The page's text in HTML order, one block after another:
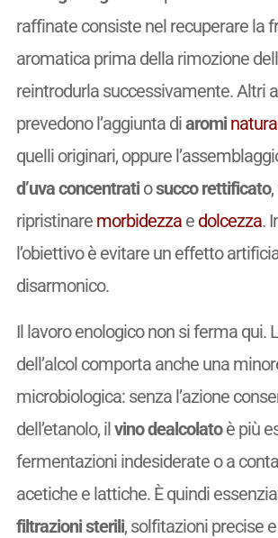
raffinate consiste nel recuperare la
aromatica prima della rimozione
reintrodurla successivamente. Altri
prevedono l’aggiunta diaromi
quelli originari, oppure
d’uva concentratiosucco rettificato
ripristinare morbidezzae dolcezza.
l’obiettivo è evitare un effetto
disarmonico.
Il lavoro enologico non si ferma qui.
dell’alcol comporta anche una
microbiologica: senza l’azione
dell’etanolo, ilvino dealcolatoè più
fermentazioni indesiderate o a
acetiche e lattiche. È quindi
filtrazioni sterili, solfitazioni precise e